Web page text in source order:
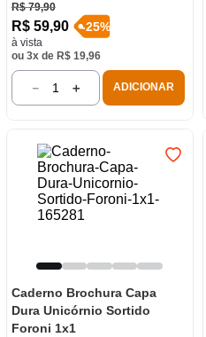
R$ 79,90
R$ 59,90
à vista
-25%
ou 3x de R$ 19,96
＋
－ ADICIONAR
Caderno Brochura Capa
Dura Unicórnio Sortido
Foroni 1x1